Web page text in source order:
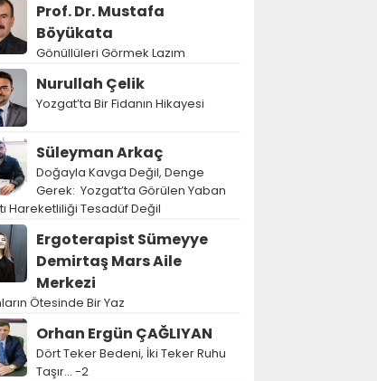
Prof. Dr. Mustafa
Böyükata
Gönüllüleri Görmek Lazım
Nurullah Çelik
Yozgat’ta Bir Fidanın Hikayesi
Süleyman Arkaç
Doğayla Kavga Değil, Denge
Gerek: Yozgat’ta Görülen Yaban
Hareketliliği Tesadüf Değil
Ergoterapist Sümeyye
Demirtaş Mars Aile
Merkezi
Ötesinde Bir Yaz
Orhan Ergün ÇAĞLIYAN
Dört Teker Bedeni, İki Teker Ruhu
Taşır… -2